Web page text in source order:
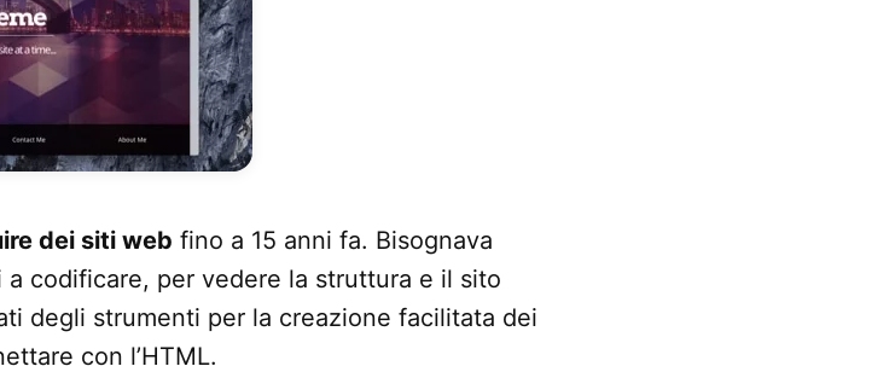
dei siti web fino a 15 anni fa. Bisognava
a codificare, per vedere la struttura e il sito
degli strumenti per la creazione facilitata dei
con l’HTML.